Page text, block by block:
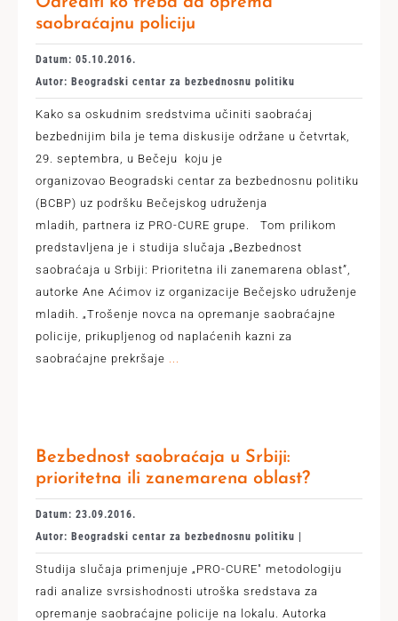
saobraćajnu policiju
Datum: 05.10.2016.
Autor: Beogradski centar za bezbednosnu politiku
Kako sa oskudnim sredstvima učiniti saobraćaj
bezbednijim bila je tema diskusije održane u četvrtak,
29. septembra, u Bečeju koju je
organizovao Beogradski centar za bezbednosnu politiku
(BCBP) uz podršku Bečejskog udruženja
mladih, partnera iz PRO-CURE grupe. Tom prilikom
predstavljena je i studija slučaja „Bezbednost
saobraćaja u Srbiji: Prioritetna ili zanemarena oblast”,
autorke Ane Aćimov iz organizacije Bečejsko udruženje
mladih. „Trošenje novca na opremanje saobraćajne
policije, prikupljenog od naplaćenih kazni za
saobraćajne prekršaje
Bezbednost saobraćaja u Srbiji:
prioritetna ili zanemarena oblast?
Datum: 23.09.2016.
Autor: Beogradski centar za bezbednosnu politiku |
Studija slučaja primenjuje „PRO-CURE" metodologiju
radi analize svrsishodnosti utroška sredstava za
opremanje saobraćajne policije na lokalu. Autorka